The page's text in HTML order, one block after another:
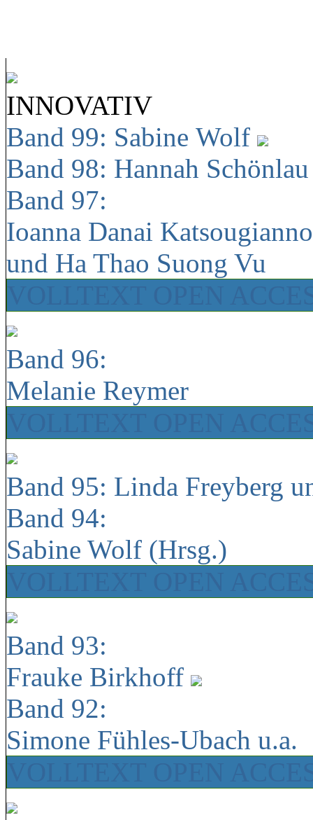
INNOVATIV
Band 99: Sabine Wolf
Band 98: Hannah
Band 97:
Ioanna Danai
und Ha Thao Suong Vu
Band 96:
Melanie Reymer
Band 95: Linda Freyberg
Band 94:
Sabine Wolf (Hrsg.)
Band 93:
Frauke Birkhoff
Band 92:
Simone Fühles-Ubach u.a.